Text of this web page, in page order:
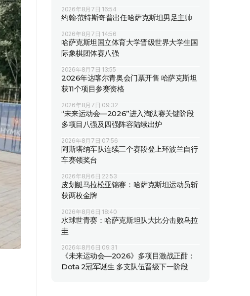
2026年8月7日 16:54
约翰·范特斯奇普出任哈萨克斯坦男足主帅
2026年8月7日 14:56
哈萨克斯坦国立体育大学晋级世界大学生国
际象棋团体赛八强
2026年8月7日 13:55
2026年达喀尔青奥会门票开售 哈萨克斯坦
获11个项目参赛资格
2026年8月7日 09:32
“未来运动会—2026”进入淘汰赛关键阶段
多项目八强及四强阵容陆续出炉
2026年8月7日 07:56
阿斯塔纳车队连续三个赛段登上环波兰自行
车赛领奖台
2026年8月6日 22:53
皮划艇马拉松亚锦赛：哈萨克斯坦运动员斩
获两枚金牌
2026年8月6日 18:40
水球世青赛：哈萨克斯坦队大比分击败乌拉
圭
2026年8月6日 09:31
《未来运动会—2026》多项目激战正酣：
Dota 2冠军诞生 多支队伍晋级下一阶段